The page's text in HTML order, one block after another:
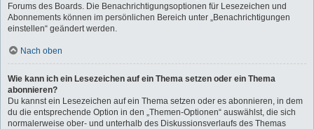
Forums des Boards. Die Benachrichtigungsoptionen für Lesezeichen und
Abonnements können im persönlichen Bereich unter „Benachrichtigungen
einstellen“ geändert werden.
Nach oben
Wie kann ich ein Lesezeichen auf ein Thema setzen oder ein Thema
abonnieren?
Du kannst ein Lesezeichen auf ein Thema setzen oder es abonnieren, in dem
du die entsprechende Option in den „Themen-Optionen“ auswählst, die sich
normalerweise ober- und unterhalb des Diskussionsverlaufs des Themas